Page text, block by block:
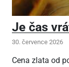
Je čas
30. července 2026
Cena zlata od